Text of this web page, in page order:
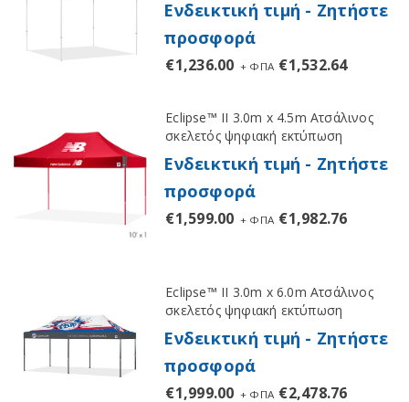
Ενδεικτική τιμή - Ζητήστε
προσφορά
€1,236.00 + ΦΠΑ €1,532.64
Eclipse™ II 3.0m x 4.5m Ατσάλινος
σκελετός ψηφιακή εκτύπωση
Ενδεικτική τιμή - Ζητήστε
προσφορά
€1,599.00 + ΦΠΑ €1,982.76
Eclipse™ II 3.0m x 6.0m Ατσάλινος
σκελετός ψηφιακή εκτύπωση
Ενδεικτική τιμή - Ζητήστε
προσφορά
€1,999.00 + ΦΠΑ €2,478.76